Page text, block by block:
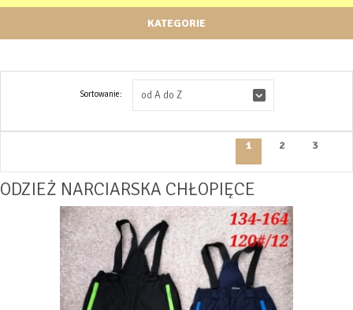
KATEGORIE
Sortowanie: od A do Z
1 2 3
ODZIEŻ NARCIARSKA CHŁOPIĘCE